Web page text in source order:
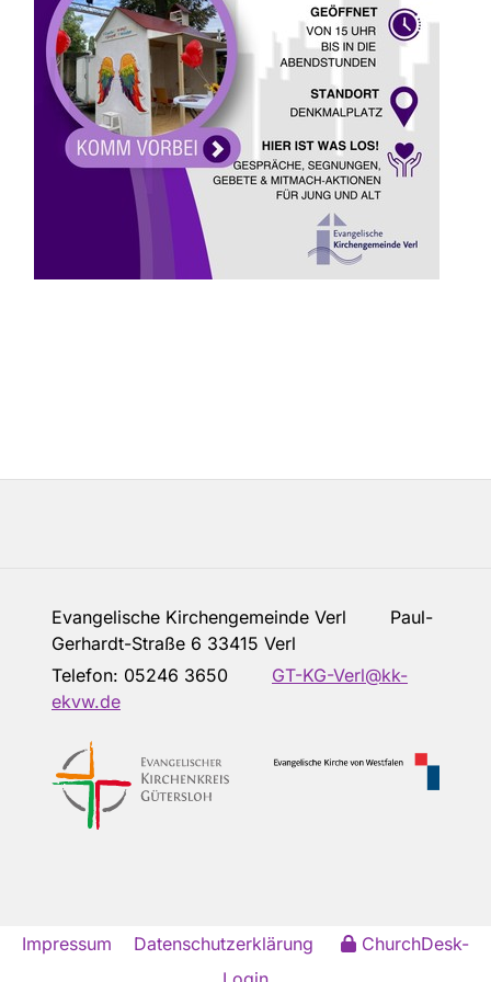
Evangelische Kirchengemeinde Verl Paul-
Gerhardt-Straße 6 33415 Verl
Telefon: 05246 3650
GT-KG-Verl@kk-
ekvw.de
Impressum Datenschutzerklärung
ChurchDesk-